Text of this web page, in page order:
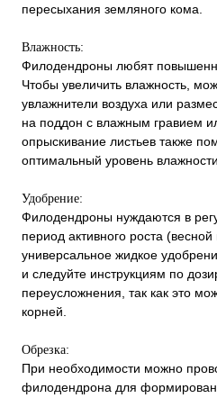
пересыхания земляного кома.
Влажность:
Филодендроны любят
Чтобы увеличить влажность,
увлажнители воздуха или
на поддон с влажным гравием
опрыскивание листьев также
оптимальный уровень влажности.
Удобрение:
Филодендроны нуждаются в
период активного роста
универсальное жидкое
и следуйте инструкциям по
переусложнения, так как это
корней.
Обрезка:
При необходимости можно
филодендрона для